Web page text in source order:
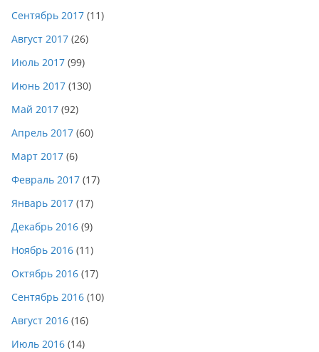
Сентябрь 2017 (11)
Август 2017 (26)
Июль 2017 (99)
Июнь 2017 (130)
Май 2017 (92)
Апрель 2017 (60)
Март 2017 (6)
Февраль 2017 (17)
Январь 2017 (17)
Декабрь 2016 (9)
Ноябрь 2016 (11)
Октябрь 2016 (17)
Сентябрь 2016 (10)
Август 2016 (16)
Июль 2016 (14)